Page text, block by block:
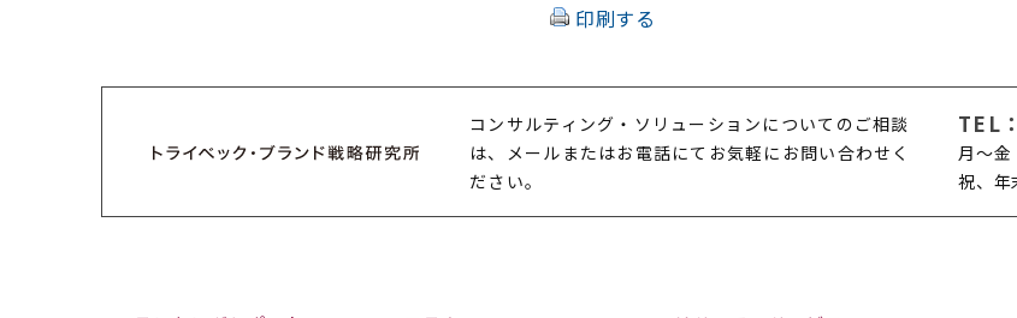
印刷する
コンサルティング・ソリューションについてのご相談
は、メールまたはお電話にてお気軽にお問い合わせく
ださい。
TEL：
月〜
祝、年